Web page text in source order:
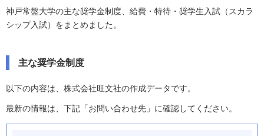
神戸常盤大学の主な奨学金制度、給費・特待・奨学生入試（スカラ
シップ入試）をまとめました。
主な奨学金制度
以下の内容は、株式会社旺文社の作成データです。
最新の情報は、下記「お問い合わせ先」に確認してください。